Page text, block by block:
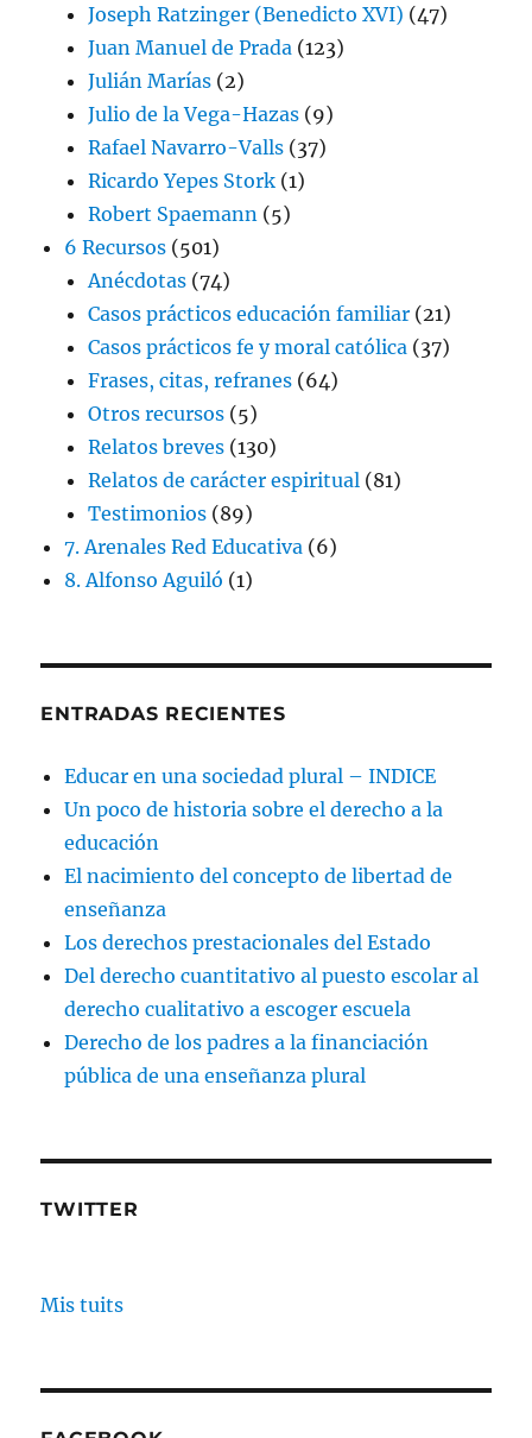
Joseph Ratzinger (Benedicto XVI) (47)
Juan Manuel de Prada (123)
Julián Marías (2)
Julio de la Vega-Hazas (9)
Rafael Navarro-Valls (37)
Ricardo Yepes Stork (1)
Robert Spaemann (5)
6 Recursos (501)
Anécdotas (74)
Casos prácticos educación familiar (21)
Casos prácticos fe y moral católica (37)
Frases, citas, refranes (64)
Otros recursos (5)
Relatos breves (130)
Relatos de carácter espiritual (81)
Testimonios (89)
7. Arenales Red Educativa (6)
8. Alfonso Aguiló (1)
ENTRADAS RECIENTES
Educar en una sociedad plural – INDICE
Un poco de historia sobre el derecho a la
educación
El nacimiento del concepto de libertad de
enseñanza
Los derechos prestacionales del Estado
Del derecho cuantitativo al puesto escolar al
derecho cualitativo a escoger escuela
Derecho de los padres a la financiación
pública de una enseñanza plural
TWITTER
Mis tuits